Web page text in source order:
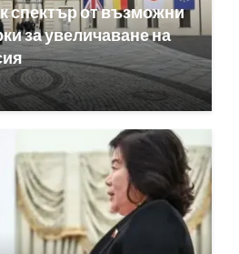
спектър от възможни
за увеличаване на